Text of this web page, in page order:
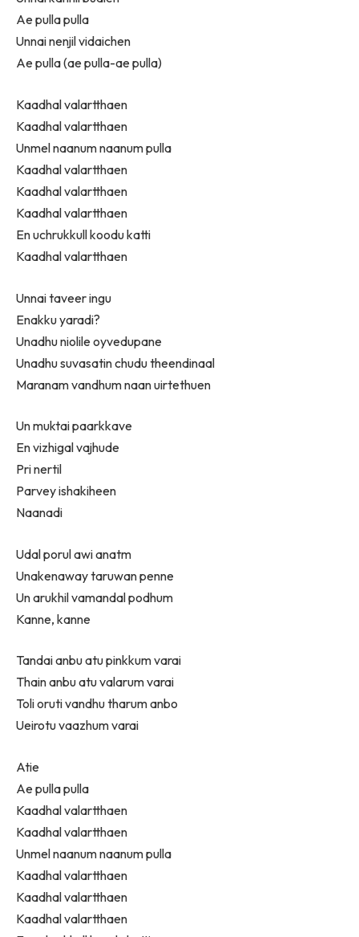
Ae pulla pulla
Unnai nenjil vidaichen
Ae pulla (ae pulla-ae pulla)
Kaadhal valartthaen
Kaadhal valartthaen
Unmel naanum naanum pulla
Kaadhal valartthaen
Kaadhal valartthaen
Kaadhal valartthaen
En uchrukkull koodu katti
Kaadhal valartthaen
Unnai taveer ingu
Enakku yaradi?
Unadhu niolile oyvedupane
Unadhu suvasatin chudu theendinaal
Maranam vandhum naan uirtethuen
Un muktai paarkkave
En vizhigal vajhude
Pri nertil
Parvey ishakiheen
Naanadi
Udal porul awi anatm
Unakenaway taruwan penne
Un arukhil vamandal podhum
Kanne, kanne
Tandai anbu atu pinkkum varai
Thain anbu atu valarum varai
Toli oruti vandhu tharum anbo
Ueirotu vaazhum varai
Atie
Ae pulla pulla
Kaadhal valartthaen
Kaadhal valartthaen
Unmel naanum naanum pulla
Kaadhal valartthaen
Kaadhal valartthaen
Kaadhal valartthaen